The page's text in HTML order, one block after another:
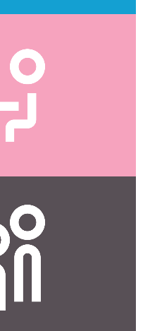
ICI
que nous offrons
ICI